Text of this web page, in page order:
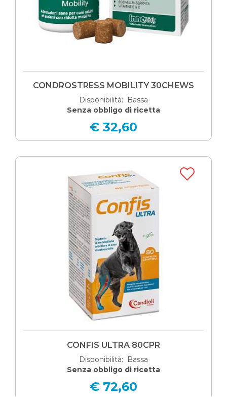
CONDROSTRESS MOBILITY 30CHEWS
Disponibilità: Bassa
Senza obbligo di ricetta
€ 32,60
CONFIS ULTRA 80CPR
Disponibilità: Bassa
Senza obbligo di ricetta
€ 72,60